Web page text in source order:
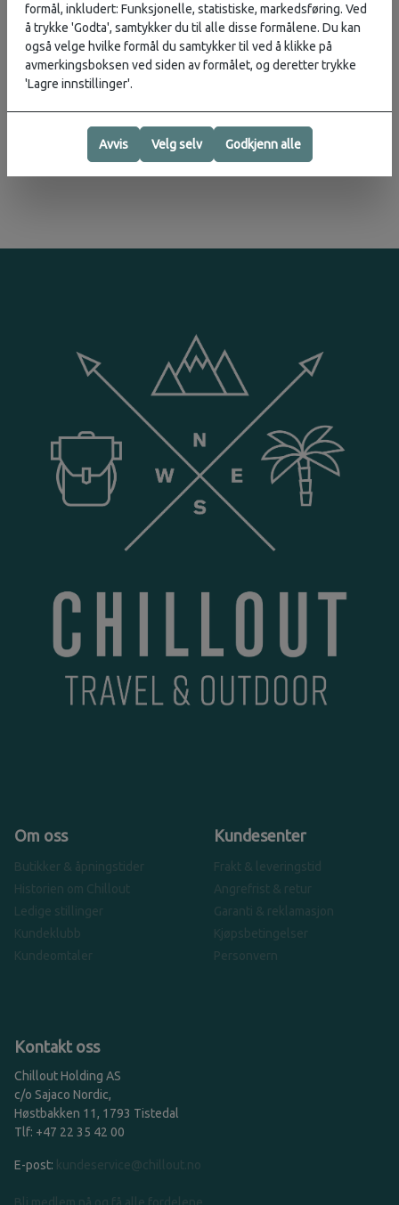
Aktivitet: Hverdag, Vinter
Vurderinger
Om oss
Butikker & åpningstider
Historien om Chillout
Ledige stillinger
Kundeklubb
Kundeomtaler
Kundesenter
Frakt & leveringstid
Angrefrist & retur
Garanti & reklamasjon
Kjøpsbetingelser
Personvern
Kontakt oss
Chillout Holding AS
c/o Sajaco Nordic,
Høstbakken 11, 1793 Tistedal
Tlf: +47 22 35 42 00
E-post: kundeservice@chillout.no
formål, inkludert: Funksjonelle, statistiske, markedsføring. Ved
å trykke 'Godta', samtykker du til alle disse formålene. Du kan
også velge hvilke formål du samtykker til ved å klikke på
avmerkingsboksen ved siden av formålet, og deretter trykke
'Lagre innstillinger'.
Avvis Velg selv Godkjenn alle